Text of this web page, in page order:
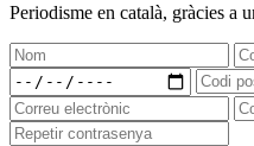
Periodisme en català, gràcies a